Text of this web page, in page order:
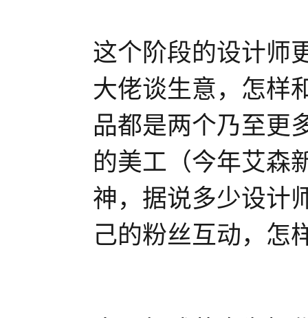
这个阶段的设计师
大佬谈生意，怎样
品都是两个乃至更
的美工（今年艾森
神，据说多少设计
己的粉丝互动，怎